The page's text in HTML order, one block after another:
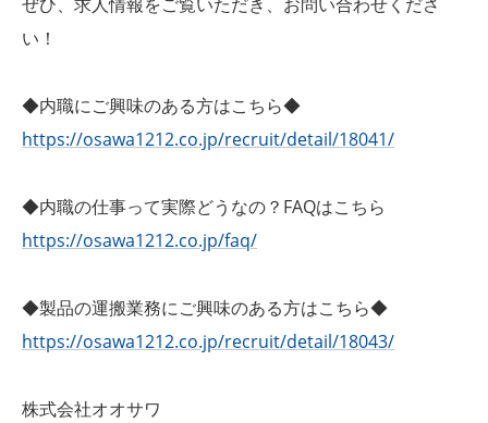
い！
◆内職にご興味のある方はこちら◆
https://osawa1212.co.jp/recruit/detail/18041/
◆内職の仕事って実際どうなの？FAQはこちら
https://osawa1212.co.jp/faq/
◆製品の運搬業務にご興味のある方はこちら◆
https://osawa1212.co.jp/recruit/detail/18043/
株式会社オオサワ